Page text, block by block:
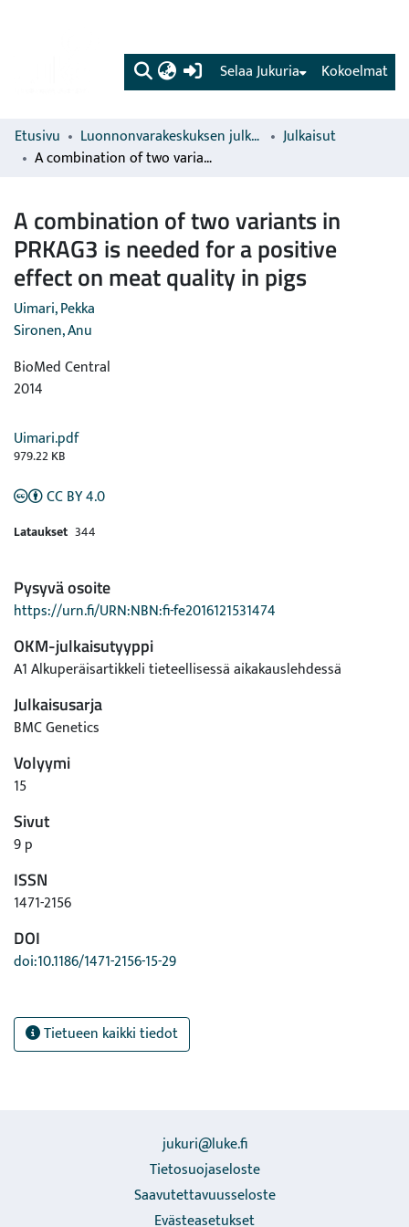
(current) Kokoelmat
Selaa Jukuria
Etusivu Luonnonvarakeskuksen julkaisut
Julkaisut
A combination of two variants in PRKAG3 is needed for a positive effect on meat quality in pigs
A combination of two variants in
PRKAG3 is needed for a positive
effect on meat quality in pigs
Uimari, Pekka
Sironen, Anu
BioMed Central
2014
Uimari.pdf
979.22 KB
CC BY 4.0
Lataukset 344
Pysyvä osoite
https://urn.fi/URN:NBN:fi-fe2016121531474
OKM-julkaisutyyppi
A1 Alkuperäisartikkeli tieteellisessä aikakauslehdessä
Julkaisusarja
BMC Genetics
Volyymi
15
Sivut
9 p
ISSN
1471-2156
DOI
doi:10.1186/1471-2156-15-29
Tietueen kaikki tiedot
jukuri@luke.fi
Tietosuojaseloste
Saavutettavuusseloste
Evästeasetukset